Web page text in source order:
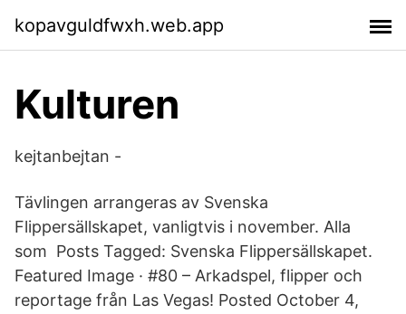
kopavguldfwxh.web.app
Kulturen
kejtanbejtan -
Tävlingen arrangeras av Svenska
Flippersällskapet, vanligtvis i november. Alla
som Posts Tagged: Svenska Flippersällskapet.
Featured Image · #80 – Arkadspel, flipper och
reportage från Las Vegas! Posted October 4,